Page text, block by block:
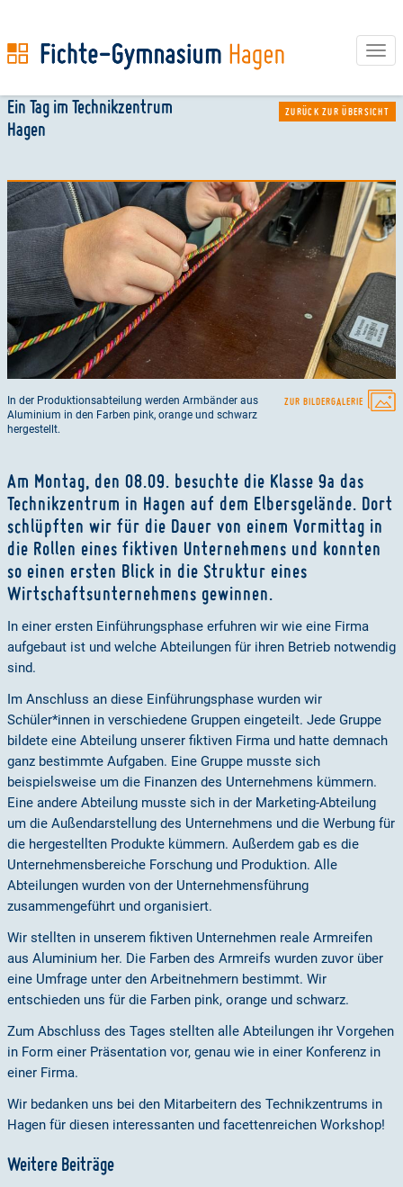
Direkt
zum
Inhalt
Ein Tag im Technikzentrum
Hagen
ZURÜCK ZUR ÜBERSICHT
In der Produktionsabteilung werden Armbänder aus
Aluminium in den Farben pink, orange und schwarz
hergestellt.
ZUR BILDERGALERIE
Am Montag, den 08.09. besuchte die Klasse 9a das
Technikzentrum in Hagen auf dem Elbersgelände. Dort
schlüpften wir für die Dauer von einem Vormittag in
die Rollen eines fiktiven Unternehmens und konnten
so einen ersten Blick in die Struktur eines
Wirtschaftsunternehmens gewinnen.
In einer ersten Einführungsphase erfuhren wir wie eine Firma
aufgebaut ist und welche Abteilungen für ihren Betrieb notwendig
sind.
Im Anschluss an diese Einführungsphase wurden wir
Schüler*innen in verschiedene Gruppen eingeteilt. Jede Gruppe
bildete eine Abteilung unserer fiktiven Firma und hatte demnach
ganz bestimmte Aufgaben. Eine Gruppe musste sich
beispielsweise um die Finanzen des Unternehmens kümmern.
Eine andere Abteilung musste sich in der Marketing-Abteilung
um die Außendarstellung des Unternehmens und die Werbung für
die hergestellten Produkte kümmern. Außerdem gab es die
Unternehmensbereiche Forschung und Produktion. Alle
Abteilungen wurden von der Unternehmensführung
zusammengeführt und organisiert.
Wir stellten in unserem fiktiven Unternehmen reale Armreifen
aus Aluminium her. Die Farben des Armreifs wurden zuvor über
eine Umfrage unter den Arbeitnehmern bestimmt. Wir
entschieden uns für die Farben pink, orange und schwarz.
Zum Abschluss des Tages stellten alle Abteilungen ihr Vorgehen
in Form einer Präsentation vor, genau wie in einer Konferenz in
einer Firma.
Wir bedanken uns bei den Mitarbeitern des Technikzentrums in
Hagen für diesen interessanten und facettenreichen Workshop!
Weitere Beiträge